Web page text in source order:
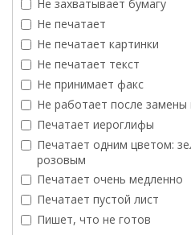
Не захватывает бумагу
Не печатает
Не печатает картинки
Не печатает текст
Не принимает факс
Не работает после замены
Печатает иероглифы
Печатает одним цветом:
розовым
Печатает очень медленно
Печатает пустой лист
Пишет, что не готов